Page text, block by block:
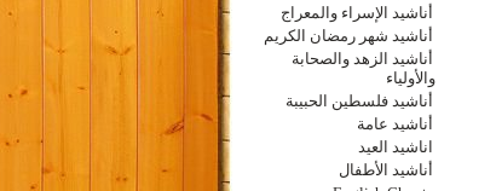
أناشيد الإسراء والمعراج
أناشيد شهر رمضان الكريم
أناشيد الزهد والصحابة
والأولياء
أناشيد فلسطين الحبيبة
أناشيد عامة
اناشيد العيد
أناشيد الأطفال